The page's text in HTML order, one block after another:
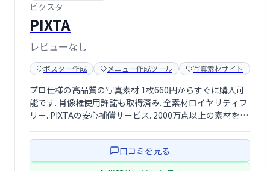
ピクスタ
PIXTA
レビューなし
ポスター作成 メニュー作成ツール 写真素材サイト
プロ仕様の高品質の写真素材 1枚660円からすぐに購入可
能です. 肖像権使用許諾も取得済み. 全素材ロイヤリティフ
リー. PIXTAの安心補償サービス. 2000万点以上の素材を販
口コミを見る